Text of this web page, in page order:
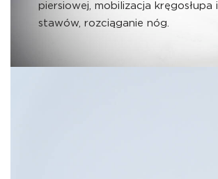
piersiowej, mobilizacja kręgosłupa i
stawów, rozciąganie nóg.